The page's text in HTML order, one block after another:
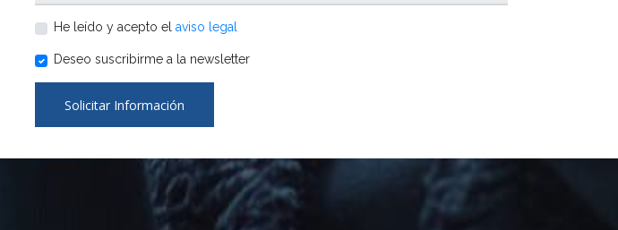
He leído y acepto el aviso legal
Deseo suscribirme a la newsletter
Solicitar Información